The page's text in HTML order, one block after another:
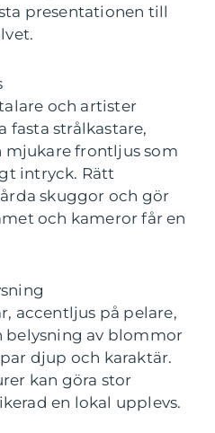
presentationen till
och artister
fasta strålkastare,
mjukare frontljus som
intryck. Rätt
skuggor och gör
och kameror får en
accentljus på pelare,
av blommor
djup och karaktär.
kan göra stor
en lokal upplevs.